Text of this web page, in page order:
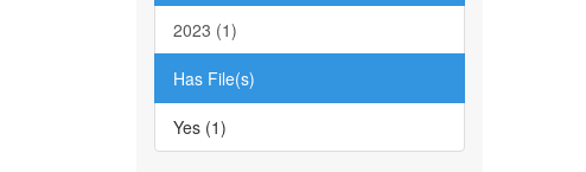
2023 (1)
Has File(s)
Yes (1)